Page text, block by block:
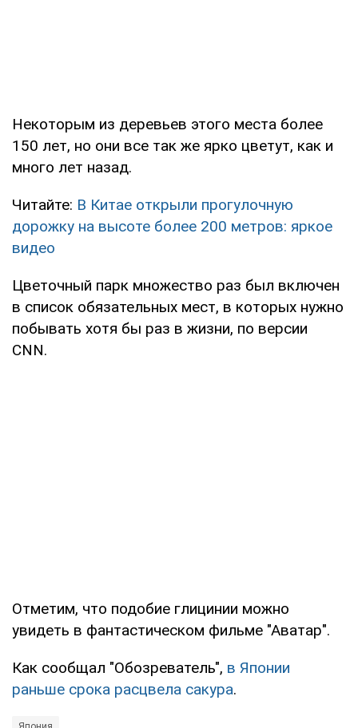
Некоторым из деревьев этого места более
150 лет, но они все так же ярко цветут, как и
много лет назад.
Читайте: В Китае открыли прогулочную
дорожку на высоте более 200 метров: яркое
видео
Цветочный парк множество раз был включен
в список обязательных мест, в которых нужно
побывать хотя бы раз в жизни, по версии
CNN.
Отметим, что подобие глицинии можно
увидеть в фантастическом фильме "Аватар".
Как сообщал "Обозреватель", в Японии
раньше срока расцвела сакура.